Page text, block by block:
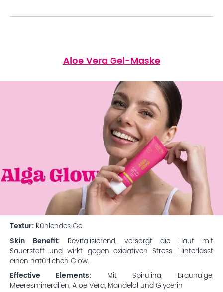
Aloe Vera Gel-Maske
Textur: Kühlendes Gel
Skin Benefit: Revitalisierend, versorgt die Haut mit
Sauerstoff und wirkt gegen oxidativen Stress. Hinterlässt
einen natürlichen Glow.
Effective Elements: Mit Spirulina, Braunalge,
Meeresmineralien, Aloe Vera, Mandelöl und Glycerin